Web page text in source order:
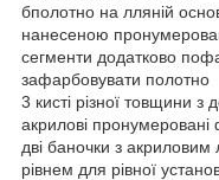
бполотно на лляній
нанесеною
сегменти додатково
зафарбовувати полотно
3 кисті різної товщини
акрилові
дві баночки з акриловим
рівнем для рівної